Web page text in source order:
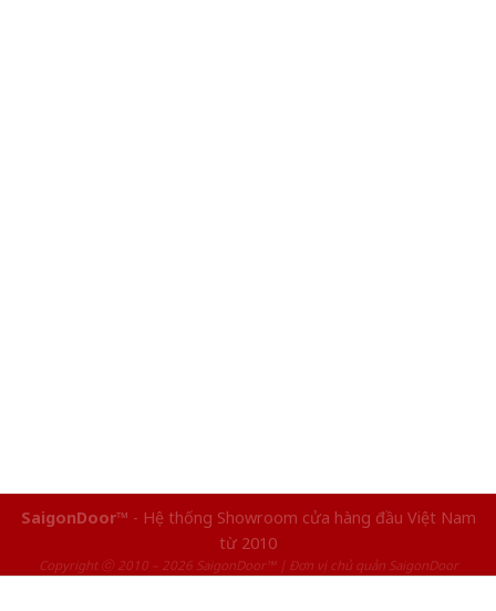
SaigonDoor™ - Hệ thống Showroom cửa hàng đầu Việt Nam
từ 2010
Copyright ⓒ 2010 – 2026 SaigonDoor™ | Đơn vị chủ quản SaigonDoor